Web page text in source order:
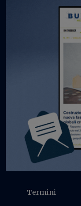
Termini